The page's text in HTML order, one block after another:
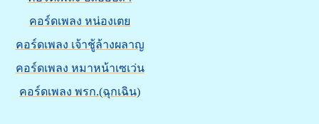
คอร์ดเพลง หน่องเตย
คอร์ดเพลง เจ้าชู้ล้างผลาญ
คอร์ดเพลง หมาหน้าเซเว่น
คอร์ดเพลง พรก.(ฉุกเฉิน)